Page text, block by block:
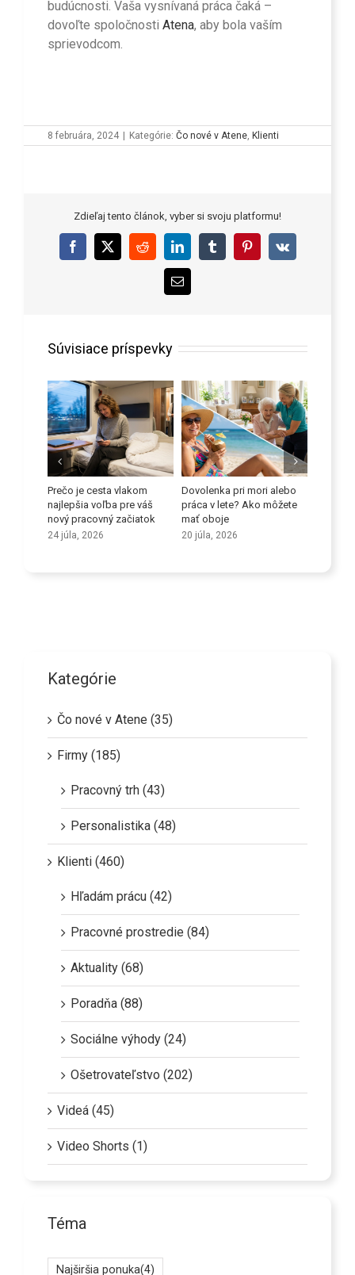
budúcnosti. Vaša vysnívaná práca čaká –
dovoľte spoločnosti Atena, aby bola vaším
sprievodcom.
8 februára, 2024 Kategórie: Čo nové v Atene, Klienti
Zdieľaj tento článok, vyber si svoju platformu!
Facebook
X RedditLinkedInTumblrPinterest
Vk
Email
Súvisiace príspevky
Prečo je cesta vlakom
najlepšia voľba pre váš
nový pracovný začiatok
24 júla, 2026
Dovolenka pri mori alebo
práca v lete? Ako môžete
mať oboje
20 júla, 2026
Kategórie
Čo nové v Atene (35)
Firmy (185)
Pracovný trh (43)
Personalistika (48)
Klienti (460)
Hľadám prácu (42)
Pracovné prostredie (84)
Aktuality (68)
Poradňa (88)
Sociálne výhody (24)
Ošetrovateľstvo (202)
Videá (45)
Video Shorts (1)
Téma
Najširšia ponuka(4)